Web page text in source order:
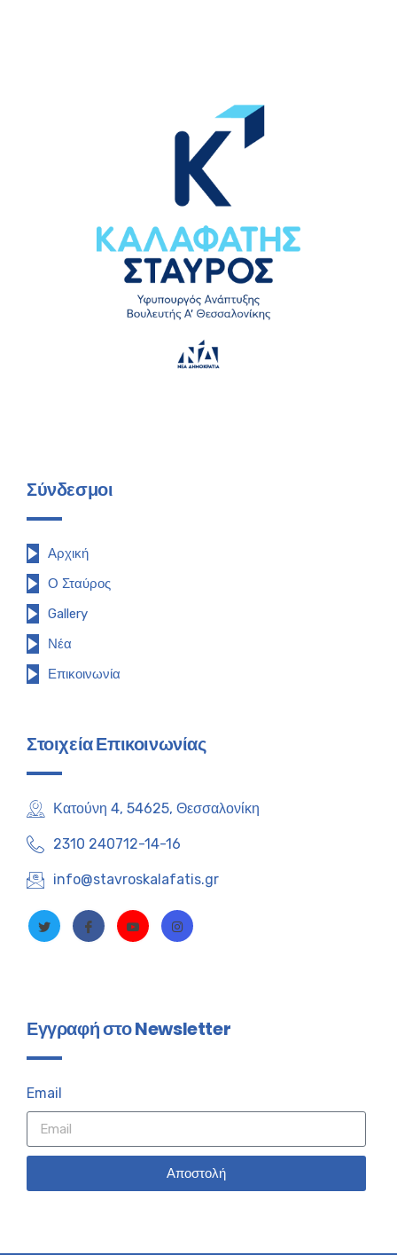
Σύνδεσμοι
Αρχική
Ο Σταύρος
Gallery
Νέα
Επικοινωνία
Στοιχεία Επικοινωνίας
Κατούνη 4, 54625, Θεσσαλονίκη
2310 240712-14-16
info@stavroskalafatis.gr
Εγγραφή στο Newsletter
Email
Αποστολή